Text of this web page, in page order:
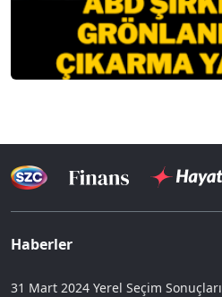
Haberler
31 Mart 2024 Yerel Seçim Sonuçları